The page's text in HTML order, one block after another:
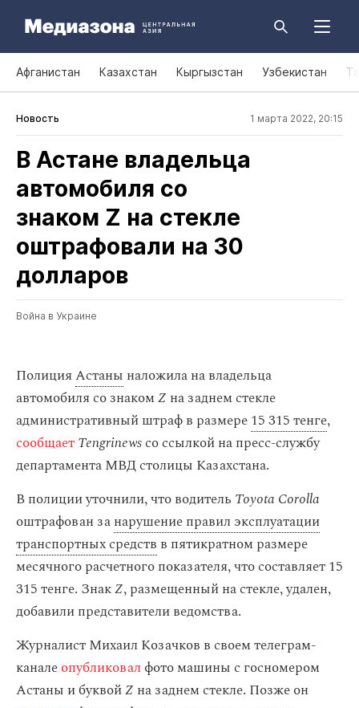
Афганистан Казахстан Кыргызстан Узбекистан
Новость 1 марта 2022, 20:15
В Астане владельца
автомобиля со
знаком Z на стекле
оштрафовали на 30
долларов
Война в Украине
ПолицияАстаны наложила на владельца
автомобиля со знакомZ на заднем стекле
административный штраф в размере15 315 тенге,
сообщаетTengrinewsсо ссылкой на пресс-службу
департамента МВД столицы Казахстана.
В полиции уточнили, что водитель Toyota Corolla
оштрафован занарушение правил эксплуатации
транспортных средств в пятикратном размере
месячного расчетного показателя, что составляет 15
315 тенге. ЗнакZ, размещенный на стекле, удален,
добавили представители ведомства.
Журналист Михаил Козачков в своем телеграм-
каналеопубликовал фото машины с госномером
Астаны и буквойZ на заднем стекле. Позже он